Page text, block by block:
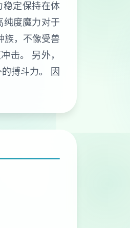
稳定保持在体
纯度魔力对于
族，不像受兽
击。 另外，
搏斗力。 因